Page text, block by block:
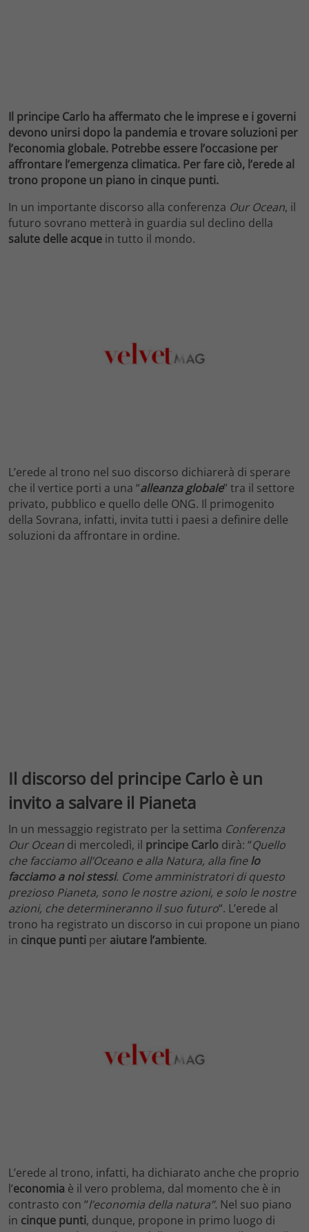
Il principe Carlo ha affermato che le imprese e i governi
devono unirsi dopo la pandemia e trovare soluzioni per
l’economia globale. Potrebbe essere l’occasione per
affrontare l’emergenza climatica. Per fare ciò, l’erede al
trono propone un piano in cinque punti.
In un importante discorso alla conferenza Our Ocean, il
futuro sovrano metterà in guardia sul declino della
salute delle acque in tutto il mondo.
L’erede al trono nel suo discorso dichiarerà di sperare
che il vertice porti a una “alleanza globale” tra il settore
privato, pubblico e quello delle ONG. Il primogenito
della Sovrana, infatti, invita tutti i paesi a definire delle
soluzioni da affrontare in ordine.
Il discorso del principe Carlo è un
invito a salvare il Pianeta
In un messaggio registrato per la settima Conferenza
Our Ocean di mercoledì, il principe Carlo dirà: “Quello
che facciamo all’Oceano e alla Natura, alla finelo
facciamo a noi stessi. Come amministratori di questo
prezioso Pianeta, sono le nostre azioni, e solo le nostre
azioni, che determineranno il suo futuro“. L’erede al
trono ha registrato un discorso in cui propone un piano
in cinque punti per aiutare l’ambiente.
L’erede al trono, infatti, ha dichiarato anche che proprio
l’economia è il vero problema, dal momento che è in
contrasto con “l’economia della natura”. Nel suo piano
in cinque punti, dunque, propone in primo luogo di